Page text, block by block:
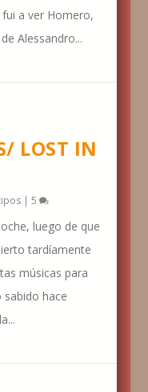
a ver Homero,
Alessandro...
LOST IN
| 5
luego de que
tardíamente
músicas para
sabido hace